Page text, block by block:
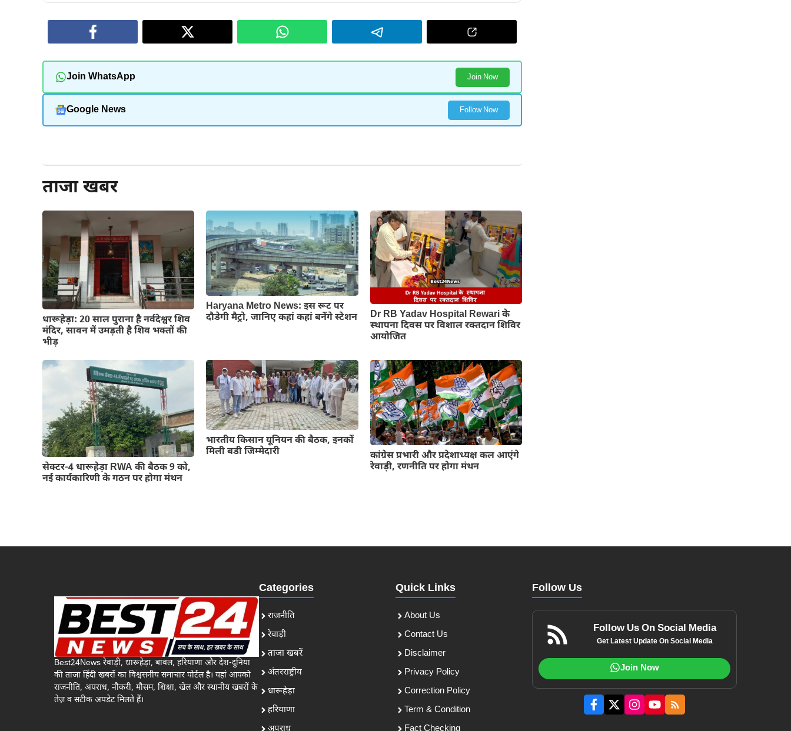
Join WhatsApp Join Now
Google News Follow Now
ताजा खबर
धारूहेड़ा: 20 साल पुराना है नर्वदेश्वर शिव
मंदिर, सावन में उमड़ती है शिव भक्तों की
भीड़
Haryana Metro News: इस रूट पर
दौडेगी मैट्रो, जानिए कहां कहां बनेंगे स्टेशन
Dr RB Yadav Hospital Rewari के
स्थापना दिवस पर विशाल रक्तदान शिविर
आयोजित
सेक्टर-4 धारूहेड़ा RWA की बैठक 9 को,
नई कार्यकारिणी के गठन पर होगा मंथन
भारतीय किसान यूनियन की बैठक, इनकों
मिली बडी जिम्मेदारी
कांग्रेस प्रभारी और प्रदेशाध्यक्ष कल आएंगे
रेवाड़ी, रणनीति पर होगा मंथन
Best24News रेवाड़ी, धारूहेड़ा, बावल, हरियाणा और देश-दुनिया
की ताजा हिंदी खबरों का विश्वसनीय समाचार पोर्टल है। यहां आपको
राजनीति, अपराध, नौकरी, मौसम, शिक्षा, खेल और स्थानीय खबरों के
तेज़ व सटीक अपडेट मिलते हैं।
Categories
राजनीति
रेवाड़ी
ताजा खबरें
अंतरराष्ट्रीय
धारूहेड़ा
हरियाणा
Quick Links
About Us
Contact Us
Disclaimer
Privacy Policy
Correction Policy
Term & Condition
Follow Us
Follow Us On Social Media
Get Latest Update On Social Media
Join Now